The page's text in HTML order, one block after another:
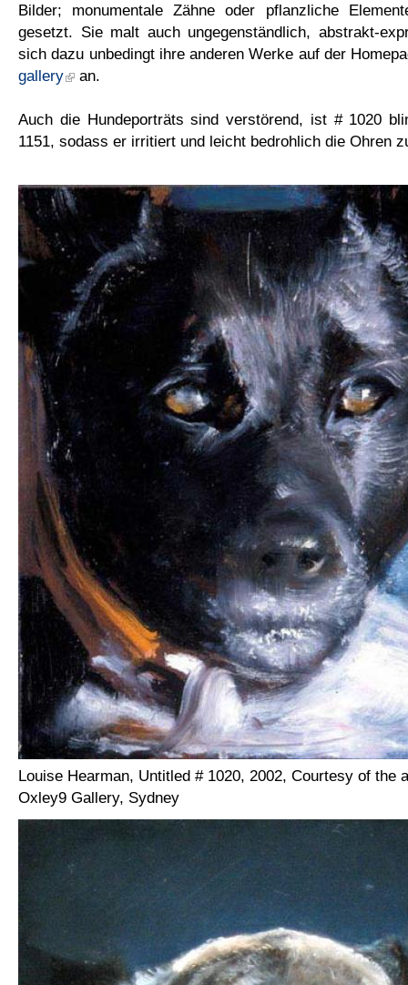
Bilder; monumentale Zähne oder pflanzliche
gesetzt. Sie malt auch ungegenständlich, abstrakt-
sich dazu unbedingt ihre anderen Werke auf der
gallery
an.
Auch die Hundeporträts sind verstörend, ist # 1020
1151, sodass er irritiert und leicht bedrohlich die Ohren
Louise Hearman, Untitled # 1020, 2002, Courtesy of the
Oxley9 Gallery, Sydney